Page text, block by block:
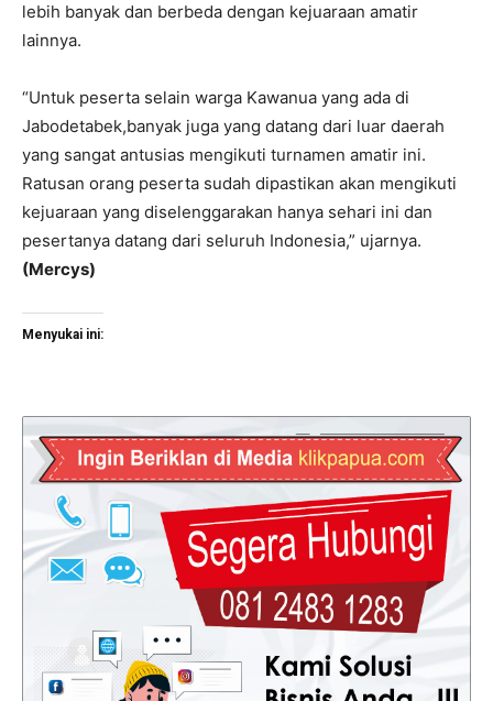
lebih banyak dan berbeda dengan kejuaraan amatir
lainnya.
“Untuk peserta selain warga Kawanua yang ada di
Jabodetabek,banyak juga yang datang dari luar daerah
yang sangat antusias mengikuti turnamen amatir ini.
Ratusan orang peserta sudah dipastikan akan mengikuti
kejuaraan yang diselenggarakan hanya sehari ini dan
pesertanya datang dari seluruh Indonesia,” ujarnya.
(Mercys)
Menyukai ini: